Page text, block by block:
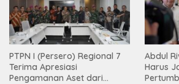
PTPN I (Persero) Regional 7
Terima Apresiasi
Pengamanan Aset dari
Abdul
Harus